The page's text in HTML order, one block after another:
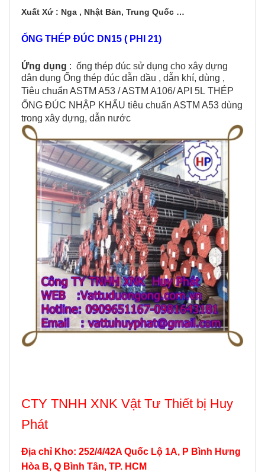
Xuất Xứ : Nga , Nhật Bản, Trung Quốc …
ỐNG THÉP ĐÚC DN15 ( PHI 21)
Ứng dụng : ống thép đúc sử dụng cho xây dựng
dân dụng Ống thép đúc dẫn dầu , dẫn khí, dùng ,
Tiêu chuẩn ASTM A53 / ASTM A106/ API 5L THÉP
ỐNG ĐÚC NHẬP KHẨU tiêu chuẩn ASTM A53 dùng
trong xây dựng, dẫn nước
CTY TNHH XNK Vật Tư Thiết bị Huy
Phát
Địa chỉ Kho: 252/4/42A Quốc Lộ 1A, P Bình Hưng
Hòa B, Q Bình Tân, TP. HCM